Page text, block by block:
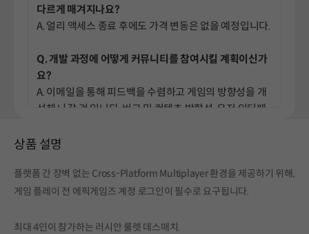
다르게 매겨지나요?
A. 얼리 액세스 종료 후에도 가격 변동은 없을 예정입니다.
Q. 개발 과정에 어떻게 커뮤니티를 참여시킬 계획이신가
요?
A. 이메일을 통해 피드백을 수렴하고 게임의 방향성을 개
선해 나갈 것 입니다. 버그 및 컨텐츠 방향성, 유저 인터페
상품 설명
플랫폼 간 장벽 없는 Cross-Platform Multiplayer 환경을 제공하기 위해,
게임 플레이 전 에픽게임즈 계정 로그인이 필수로 요구됩니다.
최대 4인이 참가하는 러시안 룰렛 데스매치.